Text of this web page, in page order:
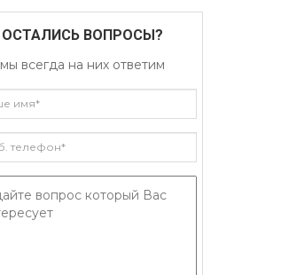
ОСТАЛИСЬ ВОПРОСЫ?
мы всегда на них ответим